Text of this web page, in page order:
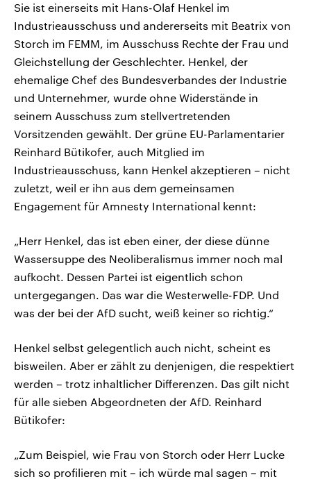
Sie ist einerseits mit Hans-Olaf Henkel im
Industrieausschuss und andererseits mit Beatrix von
Storch im FEMM, im Ausschuss Rechte der Frau und
Gleichstellung der Geschlechter. Henkel, der
ehemalige Chef des Bundesverbandes der Industrie
und Unternehmer, wurde ohne Widerstände in
seinem Ausschuss zum stellvertretenden
Vorsitzenden gewählt. Der grüne EU-Parlamentarier
Reinhard Bütikofer, auch Mitglied im
Industrieausschuss, kann Henkel akzeptieren – nicht
zuletzt, weil er ihn aus dem gemeinsamen
Engagement für Amnesty International kennt:
„Herr Henkel, das ist eben einer, der diese dünne
Wassersuppe des Neoliberalismus immer noch mal
aufkocht. Dessen Partei ist eigentlich schon
untergegangen. Das war die Westerwelle-FDP. Und
was der bei der AfD sucht, weiß keiner so richtig.“
Henkel selbst gelegentlich auch nicht, scheint es
bisweilen. Aber er zählt zu denjenigen, die respektiert
werden – trotz inhaltlicher Differenzen. Das gilt nicht
für alle sieben Abgeordneten der AfD. Reinhard
Bütikofer:
„Zum Beispiel, wie Frau von Storch oder Herr Lucke
sich so profilieren mit – ich würde mal sagen – mit